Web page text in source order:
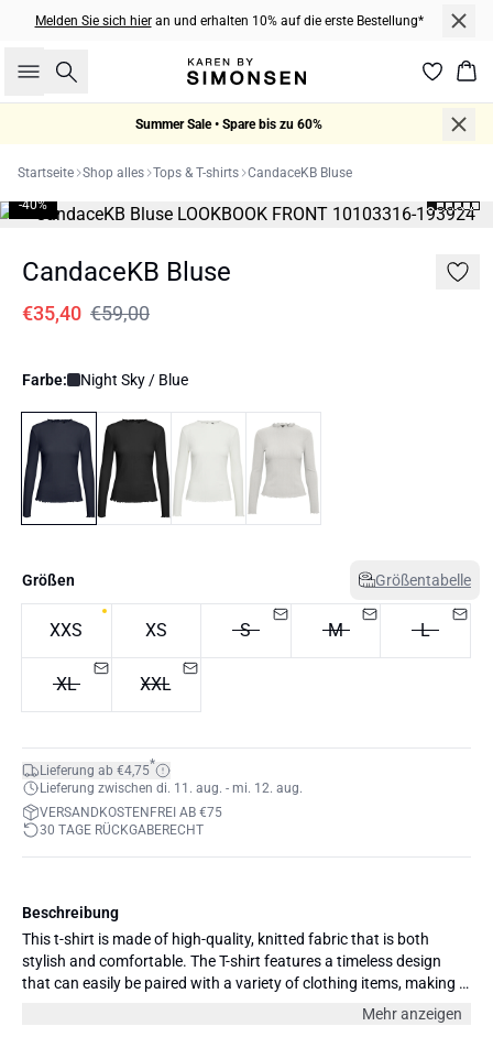
Melden Sie sich hieran und erhalten 10% auf die erste Bestellung*
Suche
Summer Sale • Spare bis zu 60%
Startseite Shop alles Tops & T-shirts CandaceKB Bluse
-40%
CandaceKB Bluse
€35,40 €59,00
Farbe: Night Sky / Blue
Größen Größentabelle
XXS XS S M L
XL XXL
Lieferung ab €4,75*
Lieferung zwischen di. 11. aug. - mi. 12. aug.
VERSANDKOSTENFREI AB €75
30 TAGE RÜCKGABERECHT
Beschreibung
This t-shirt is made of high-quality, knitted fabric that is both
stylish and comfortable. The T-shirt features a timeless design
that can easily be paired with a variety of clothing items, making it
a versatile addition to any wardrobe. Pair it with jeans, skirts, or
shorts for a chic and effortless look. Don't forget to accessorize
Mehr anzeigen